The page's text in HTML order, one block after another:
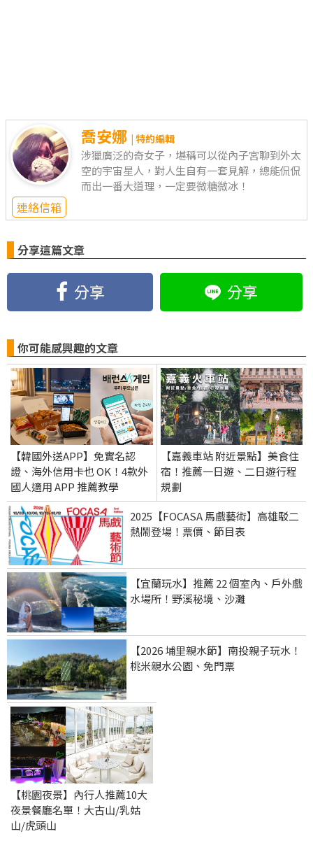
連絡信箱
喬安娜 | 特約編輯
涉獵廣泛的奇女子，堪稱可以從內子宮聊到外太
空的宇宙星人，對人生自有一套見解，總能侃侃
而出一番大道理，一定要微糖微冰！
分享這篇文章
分享 分享
你可能感興趣的文章
【韓國外送APP】免實名認
證、海外信用卡也 OK！4款外
國人適用 APP 推薦教學
【嘉義車站 附近景點】美食住
宿！推薦一日遊、二日遊行程
規劃
2025【FOCASA 馬戲藝術】高雄駁二
熱鬧登場！票價、節目表
【宜蘭玩水】推薦 22 個室內、戶外戲
水場所！野溪秘境、沙灘
【2026 埔里親水節】南投親子玩水！
桃米親水公園、免門票
【桃園夜景】內行人推薦10大
夜景餐廳名單！大古山/乳姑
山/虎頭山